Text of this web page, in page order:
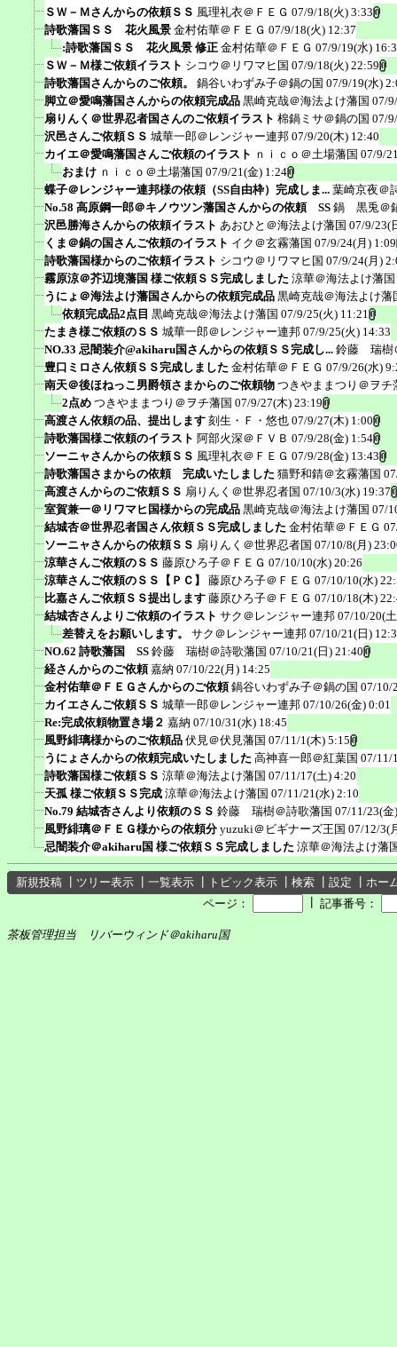
ＳＷ－Ｍさんからの依頼ＳＳ 風理礼衣＠ＦＥＧ 07/9/18(火) 3:33
詩歌藩国ＳＳ 花火風景 金村佑華＠ＦＥＧ 07/9/18(火) 12:37
:詩歌藩国ＳＳ 花火風景 修正 金村佑華＠ＦＥＧ 07/9/19(水)
ＳＷ－Ｍ様ご依頼イラスト シコウ＠リワマヒ国 07/9/18(火) 22:59
詩歌藩国さんからのご依頼。
鍋谷いわずみ子＠鍋の国 07/9/19(水)
脚立＠愛鳴藩国さんからの依頼完成品 黒崎克哉＠海法よけ藩国 07/
扇りんく＠世界忍者国さんのご依頼イラスト 棉鍋ミサ＠鍋の国 07/
沢邑さんご依頼ＳＳ 城華一郎＠レンジャー連邦 07/9/20(木) 12:40
カイエ＠愛鳴藩国さんご依頼のイラスト ｎｉｃｏ＠土場藩国 07/9/
おまけ ｎｉｃｏ＠土場藩国 07/9/21(金) 1:24
蝶子＠レンジャー連邦様の依頼（SS自由枠）完成しま... 葉崎京夜＠
No.58 高原鋼一郎＠キノウツン藩国さんからの依頼 SS 鍋 黒兎＠
沢邑勝海さんからの依頼イラスト あおひと＠海法よけ藩国 07/9/23(
くま＠鍋の国さんご依頼のイラスト イク＠玄霧藩国 07/9/24(月) 1:09
詩歌藩国様からのご依頼イラスト シコウ＠リワマヒ国 07/9/24(月)
霧原涼＠芥辺境藩国 様ご依頼ＳＳ完成しました 涼華＠海法よけ藩国
うにょ＠海法よけ藩国さんからの依頼完成品 黒崎克哉＠海法よけ藩
依頼完成品2点目 黒崎克哉＠海法よけ藩国 07/9/25(火) 11:21
たまき様ご依頼のＳＳ 城華一郎＠レンジャー連邦 07/9/25(火) 14:33
NO.33 忌闇装介@akiharu国さんからの依頼ＳＳ完成し... 鈴藤 瑞樹
豊口ミロさん依頼ＳＳ完成しました 金村佑華＠ＦＥＧ 07/9/26(水)
南天＠後ほねっこ男爵領さまからのご依頼物 つきやままつり＠ヲチ
2点め つきやままつり＠ヲチ藩国 07/9/27(木) 23:19
高渡さん依頼の品、提出します 刻生・Ｆ・悠也 07/9/27(木) 1:00
詩歌藩国様ご依頼のイラスト 阿部火深＠ＦＶＢ 07/9/28(金) 1:54
ソーニャさんからの依頼ＳＳ 風理礼衣＠ＦＥＧ 07/9/28(金) 13:43
詩歌藩国さまからの依頼 完成いたしました 猫野和錆＠玄霧藩国
高渡さんからのご依頼ＳＳ 扇りんく＠世界忍者国 07/10/3(水) 19:37
室賀兼一＠リワマヒ国様からの完成品 黒崎克哉＠海法よけ藩国 07/
結城杏＠世界忍者国さん依頼ＳＳ完成しました 金村佑華＠ＦＥＧ
ソーニャさんからの依頼ＳＳ 扇りんく＠世界忍者国 07/10/8(月)
涼華さんご依頼のＳＳ 藤原ひろ子＠ＦＥＧ 07/10/10(水) 20:26
涼華さんご依頼のＳＳ【ＰＣ】
藤原ひろ子＠ＦＥＧ 07/10/10(水)
比嘉さんご依頼ＳＳ提出します 藤原ひろ子＠ＦＥＧ 07/10/18(木)
結城杏さんよりご依頼のイラスト サク＠レンジャー連邦 07/10/20(
差替えをお願いします。
サク＠レンジャー連邦 07/10/21(日)
NO.62 詩歌藩国 SS 鈴藤 瑞樹＠詩歌藩国 07/10/21(日) 21:40
経さんからのご依頼 嘉納 07/10/22(月) 14:25
金村佑華＠ＦＥＧさんからのご依頼 鍋谷いわずみ子＠鍋の国 07/10/
カイエさんご依頼ＳＳ 城華一郎＠レンジャー連邦 07/10/26(金) 0:01
Re:完成依頼物置き場２ 嘉納 07/10/31(水) 18:45
風野緋璃様からのご依頼品 伏見＠伏見藩国 07/11/1(木) 5:15
うにょさんからの依頼完成いたしました 高神喜一郎＠紅葉国 07/11/
詩歌藩国様ご依頼ＳＳ 涼華＠海法よけ藩国 07/11/17(土) 4:20
天孤 様ご依頼ＳＳ完成 涼華＠海法よけ藩国 07/11/21(水) 2:10
No.79 結城杏さんより依頼のＳＳ 鈴藤 瑞樹＠詩歌藩国 07/11/23(金
風野緋璃＠ＦＥＧ様からの依頼分 yuzuki＠ビギナーズ王国 07/12/3(
忌闇装介＠akiharu国 様ご依頼ＳＳ完成しました 涼華＠海法よけ藩
新規投稿 ツリー表示 一覧表示 トピック表示 検索 設定
ホー
ページ：
記事番号：
茶板管理担当 リバーウィンド＠akiharu国